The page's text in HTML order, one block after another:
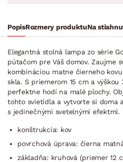
PopisRozmery produktuNa
Elegantná stolná lampa zo série
pútačom pre Váš domov. Zaujme
kombináciou matne čierneho
skla. S priemerom 15 cm a výškou
perfektne hodí na malé plochy.
tohto svietidla a vytvorte si doma
s jedinečnými svetelnými efektmi.
konštrukcia: kov
povrchová úprava: čierna
základňa: kruhová (priemer 12